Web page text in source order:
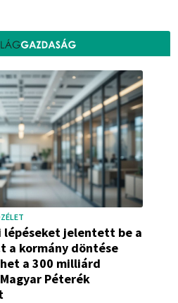
lépéseket jelentett be a
a kormány döntése
a 300 milliárd
Péterék